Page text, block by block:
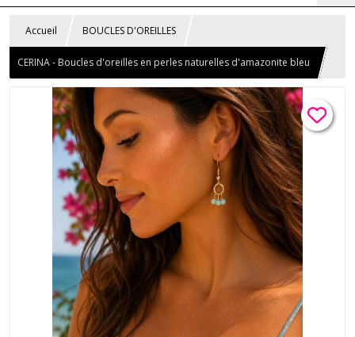
Accueil BOUCLES D'OREILLES
CERINA - Boucles d'oreilles en perles naturelles d'amazonite bleu